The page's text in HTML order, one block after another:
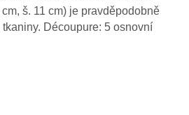
š. 11 cm) je pravděpodobně
Découpure: 5 osnovní